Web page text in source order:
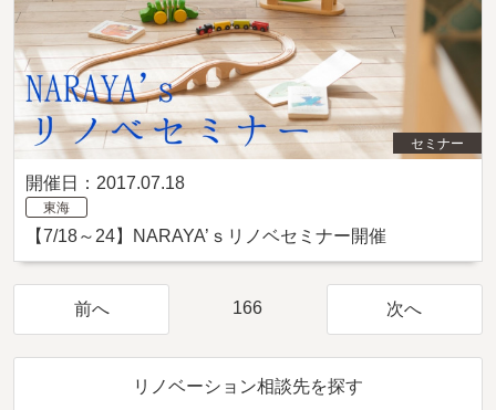
セミナー
開催日：2017.07.18
東海
【7/18～24】NARAYA’ｓリノベセミナー開催
前へ 166 次へ
リノベーション相談先を探す